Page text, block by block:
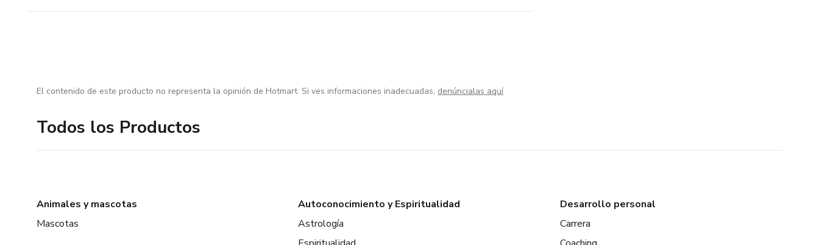
El contenido de este producto no representa la opinión de Hotmart. Si ves informaciones inadecuadas, denúncialas aquí
Todos los Productos
Animales y mascotas
Mascotas
Autoconocimiento y Espiritualidad
Astrología
Desarrollo personal
Carrera